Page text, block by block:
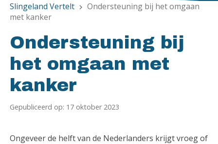
Slingeland Vertelt chevron_right Ondersteuning bij het omgaan
met kanker
Ondersteuning bij
het omgaan met
kanker
Gepubliceerd op: 17 oktober 2023
Ongeveer de helft van de Nederlanders krijgt vroeg of